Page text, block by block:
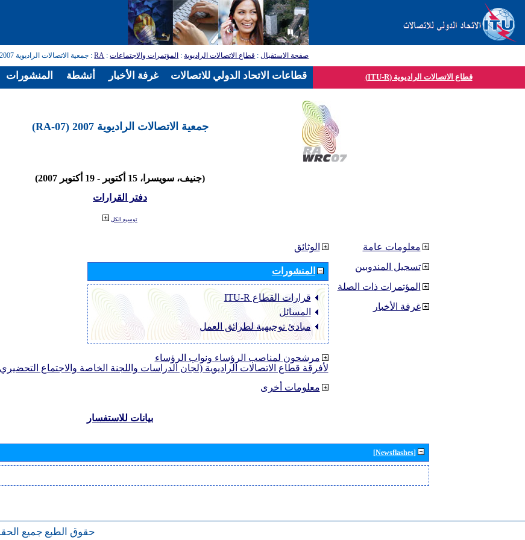
صفحة الاستقبال: قطاع الاتصالات الراديوية: المؤتمرات والاجتماعات:
RA: جمعية الاتصالات الراديوية 2007 (RA-07)
قطاع الاتصالات الراديوية (ITU-R)
جمعية الاتصالات الراديوية 2007 (RA-07)
(جنيف، سويسرا، 15 أكتوبر - 19 أكتوبر 2007)
دفتر القرارات
توسيع الكل
الوثائق
المنشورات
قرارات القطاع ‏ITU-R
المسائل
مبادئ توجيهية لطرائق العمل
مرشحون لمناصب الرؤساء ونواب الرؤساء
لأفرقة قطاع الاتصالات الراديوية (لجان الدراسات واللجنة الخاصة والاجتماع
معلومات أخرى
معلومات عامة
تسجيل المندوبين
المؤتمرات ذات الصلة
غرفة الأخبار
بيانات للاستفسار
[Newsflashes]
حقوق الطبع جميع
المنشورات أنشطة غرفة الأخبار قطاعات الاتحاد الدولي للاتصالات